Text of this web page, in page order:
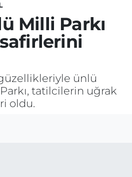
Milli Parkı
ünlü
tatilcilerin uğrak
oldu.
Durumu ve Fikstür